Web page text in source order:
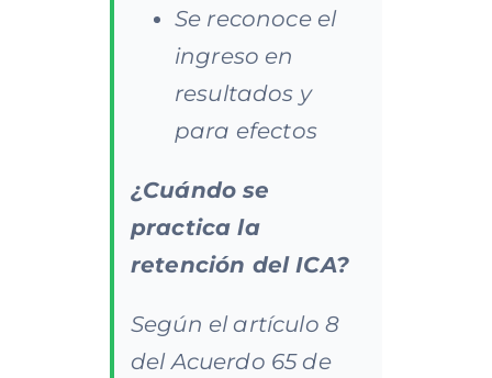
Se reconoce el
ingreso en
resultados y
para efectos
¿Cuándo se
practica la
retención del ICA?
Según el artículo 8
del Acuerdo 65 de